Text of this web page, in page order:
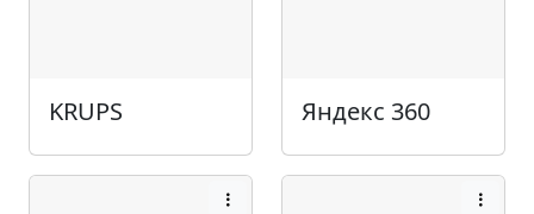
KRUPS Яндекс 360